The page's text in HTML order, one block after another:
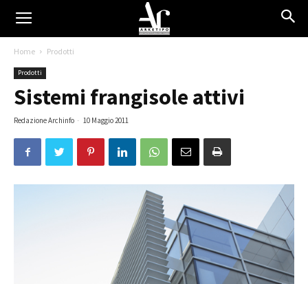
Home Prodotti
Prodotti
Sistemi frangisole attivi
Redazione Archinfo - 10 Maggio 2011